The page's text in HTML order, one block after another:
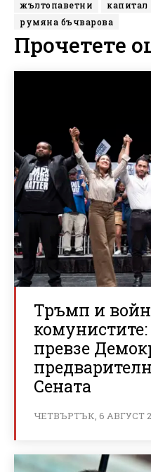
жълтопаветни
капитал
румяна бъчварова
Прочетете
Тръмп и
превзе
Сената
ЧЕТВЪРТЪК, 6 АВГУСТ